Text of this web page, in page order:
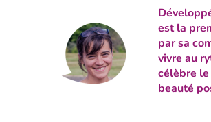
est la
par sa
vivre au
célèbre le
beauté